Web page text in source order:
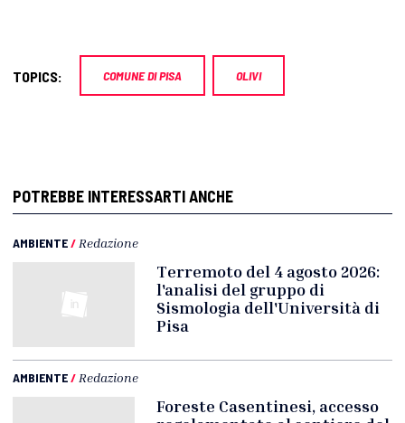
TOPICS: COMUNE DI PISA OLIVI
POTREBBE INTERESSARTI ANCHE
AMBIENTE/ Redazione
Terremoto del 4 agosto 2026:
l'analisi del gruppo di
Sismologia dell'Università di
Pisa
AMBIENTE/ Redazione
Foreste Casentinesi, accesso